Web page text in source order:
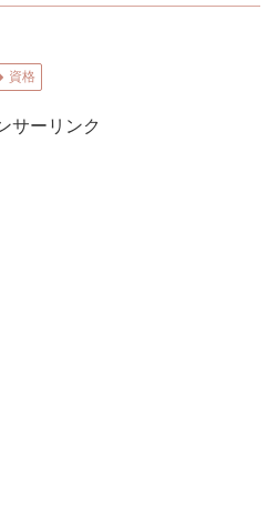
資格
サーリンク